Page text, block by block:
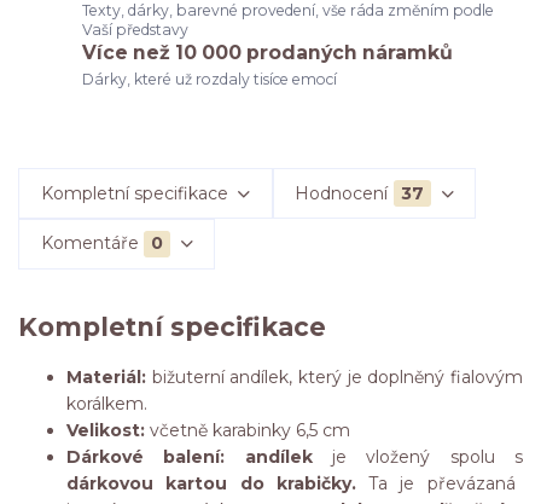
Texty, dárky, barevné provedení, vše ráda změním podle
Vaší představy
Více než 10 000 prodaných náramků
Dárky, které už rozdaly tisíce emocí
Kompletní specifikace Hodnocení 37
Komentáře 0
Kompletní specifikace
Materiál: bižuterní andílek, který je doplněný fialovým
korálkem.
Velikost: včetně karabinky 6,5 cm
Dárkové balení: andílek je vložený spolu s
dárkovou kartou do krabičky.Ta je převázaná